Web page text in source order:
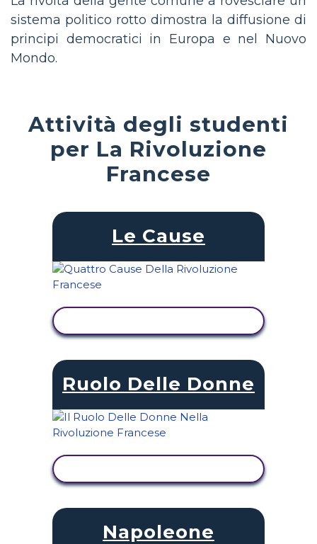
sistema politico rotto dimostra la diffusione di
principi democratici in Europa e nel Nuovo
Mondo.
Attività degli studenti
per La Rivoluzione
Francese
Le Cause
Ruolo Delle Donne
Napoleone